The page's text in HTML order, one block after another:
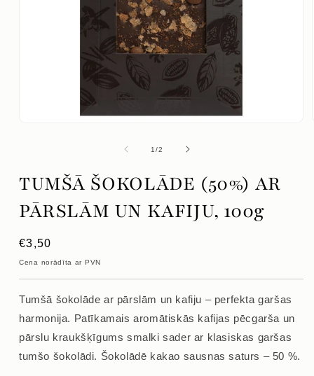
1/No
2
TUMŠĀ ŠOKOLĀDE (50%) AR
PĀRSLĀM UN KAFIJU, 100g
Parastā
cena
€3,50
Cena norādīta ar PVN
Tumšā šokolāde ar pārslām un kafiju – perfekta garšas
harmonija. Patīkamais aromātiskās kafijas pēcgarša un
pārslu kraukšķīgums smalki sader ar klasiskas garšas
tumšo šokolādi. Šokolādē kakao sausnas saturs – 50 %.